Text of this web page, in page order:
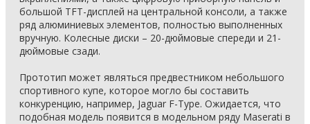
большой TFT-дисплей на центральной консоли, а также
ряд алюминиевых элементов, полностью выполненных
вручную. Колесные диски – 20-дюймовые спереди и 21-
дюймовые сзади.
Прототип может являться предвестником небольшого
спортивного купе, которое могло бы составить
конкуренцию, например, Jaguar F-Type. Ожидается, что
подобная модель появится в модельном ряду Maserati в